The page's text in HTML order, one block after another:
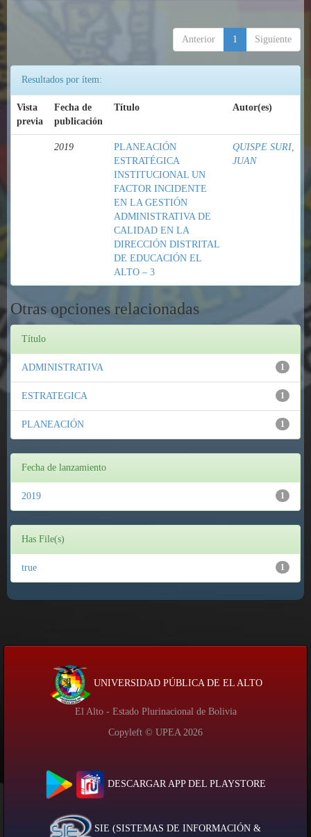
Anterior 1 Siguiente
Resultados por ítem:
Vista
previa
Fecha de
publicación
Título Autor(es)
2019
PLANEACIÓN
ESTRATÉGICA
INSTITUCIONAL UN
FACTOR INCIDENTE
EN LA GESTIÓN
ADMINISTRATIVA DE
CALIDAD EN LA
DIRECCIÓN DISTRITAL
DE EDUCACIÓN EL
ALTO – 3
QUISPE SURI,
JUAN
Otras opciones relacionadas
Título
1
ADMINISTRATIVA
1
ESTRATEGICA
1
PLANEACIÓN
Fecha de lanzamiento
1
2019
Has File(s)
1
true
UNIVERSIDAD PÚBLICA DE EL ALTO
El Alto - Estado Plurinacional de Bolivia
Copyleft © UPEA 2026
DESCARGAR APP DEL PLAYSTORE
SIE (SISTEMAS DE INFORMACIÓN &